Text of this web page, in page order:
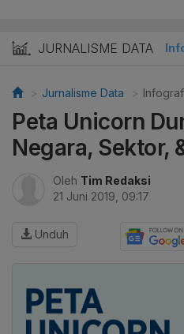
JURNALISME DATA
Jurnalisme Data
Peta Unicorn
Negara, Sektor,
Oleh Tim Redaksi
21 Juni 2019, 09:17
Unduh